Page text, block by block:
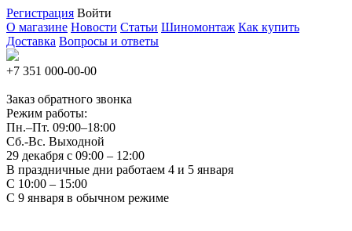
Регистрация Войти
О магазине Новости Статьи Шиномонтаж Как купить
Доставка Вопросы и ответы
+7 351 000-00-00
Заказ обратного звонка
Режим работы:
Пн.–Пт. 09:00–18:00
Сб.-Вс. Выходной
29 декабря с 09:00 – 12:00
В праздничные дни работаем 4 и 5 января
С 10:00 – 15:00
С 9 января в обычном режиме